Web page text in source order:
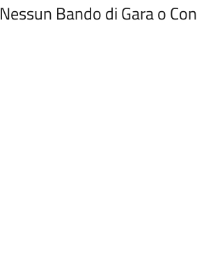
Nessun Bando di Gara o